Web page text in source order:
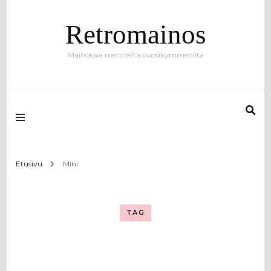
Retromainos
Mainoksia menneiltä vuosikymmeniltä
Etusivu Mini
TAG